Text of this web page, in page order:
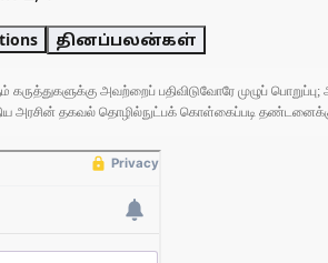
தினப்பலன்கள்
கருத்துகளுக்கு அவற்றைப் பதிவிடுவோரே முழுப்
அரசின் தகவல் தொழில்நுட்பக் கொள்கைப்படி